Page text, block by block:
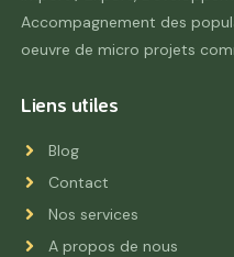
Accompagnement des
oeuvre de micro projets
Liens utiles
Blog
Contact
Nos services
A propos de nous